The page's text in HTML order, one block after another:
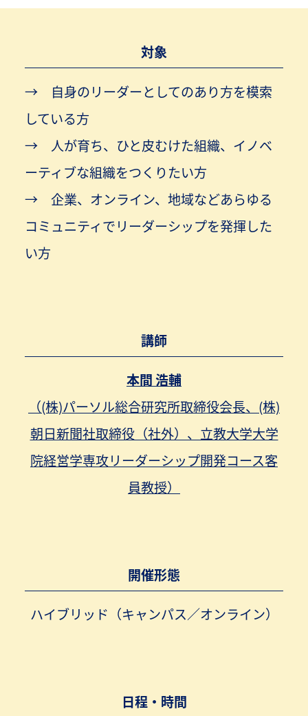
対象
自身のリーダーとしてのあり方を模索
している方
人が育ち、ひと皮むけた組織、イノベ
ーティブな組織をつくりたい方
企業、オンライン、地域などあらゆる
コミュニティでリーダーシップを発揮した
い方
講師
本間 浩輔
（(株)パーソル総合研究所取締役会長、(株)
朝日新聞社取締役（社外）、立教大学大学
院経営学専攻リーダーシップ開発コース客
員教授）
開催形態
ハイブリッド（キャンパス／オンライン）
日程・時間